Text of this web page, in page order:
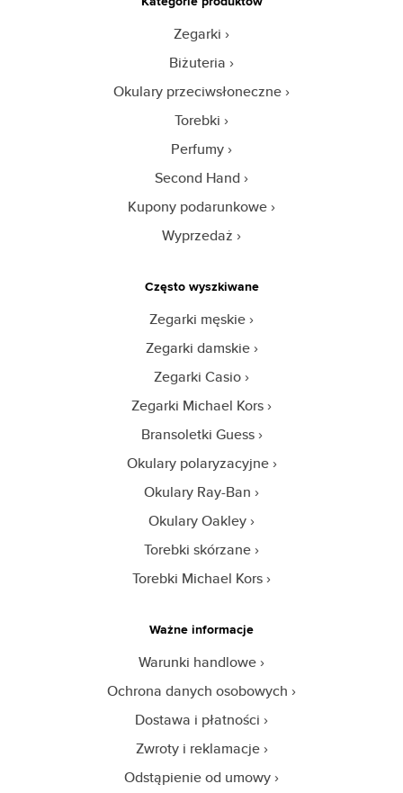
Zegarki
Biżuteria
Okulary przeciwsłoneczne
Torebki
Perfumy
Second Hand
Kupony podarunkowe
Wyprzedaż
Często wyszkiwane
Zegarki męskie
Zegarki damskie
Zegarki Casio
Zegarki Michael Kors
Bransoletki Guess
Okulary polaryzacyjne
Okulary Ray-Ban
Okulary Oakley
Torebki skórzane
Torebki Michael Kors
Ważne informacje
Warunki handlowe
Ochrona danych osobowych
Dostawa i płatności
Zwroty i reklamacje
Odstąpienie od umowy